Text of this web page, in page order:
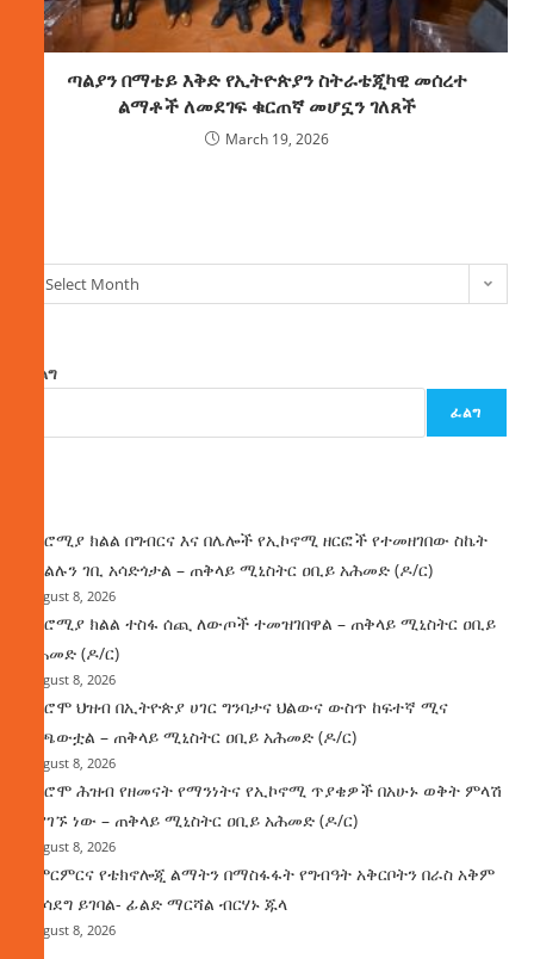
ጣልያን በማቴይ እቅድ የኢትዮጵያን ስትራቴጂካዊ መሰረተ
ልማቶች ለመደገፍ ቁርጠኛ መሆኗን ገለጸች
March 19, 2026
Select Month
ፈልግ
ፈልግ
በኦሮሚያ ክልል በግብርና እና በሌሎች የኢኮኖሚ ዘርፎች የተመዘገበው ስኬት
የክልሉን ገቢ አሳድጎታል – ጠቅላይ ሚኒስትር ዐቢይ አሕመድ (ዶ/ር)
August 8, 2026
በኦሮሚያ ክልል ተስፋ ሰጪ ለውጦች ተመዝገበዋል – ጠቅላይ ሚኒስትር ዐቢይ
አሕመድ (ዶ/ር)
August 8, 2026
የኦሮሞ ህዝብ በኢትዮጵያ ሀገር ግንባታና ህልውና ውስጥ ከፍተኛ ሚና
ተጫውቷል – ጠቅላይ ሚኒስትር ዐቢይ አሕመድ (ዶ/ር)
August 8, 2026
የኦሮሞ ሕዝብ የዘመናት የማንነትና የኢኮኖሚ ጥያቄዎች በአሁኑ ወቅት ምላሽ
እያገኙ ነው – ጠቅላይ ሚኒስትር ዐቢይ አሕመድ (ዶ/ር)
August 8, 2026
የምርምርና የቴክኖሎጂ ልማትን በማስፋፋት የግብዓት አቅርቦትን በራስ አቅም
ማሳደግ ይገባል- ፊልድ ማርሻል ብርሃኑ ጁላ
August 8, 2026